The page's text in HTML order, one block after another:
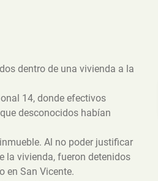
dentro de una vivienda a la
14, donde efectivos
desconocidos habían
Al no poder justificar
la vivienda, fueron detenidos
en San Vicente.